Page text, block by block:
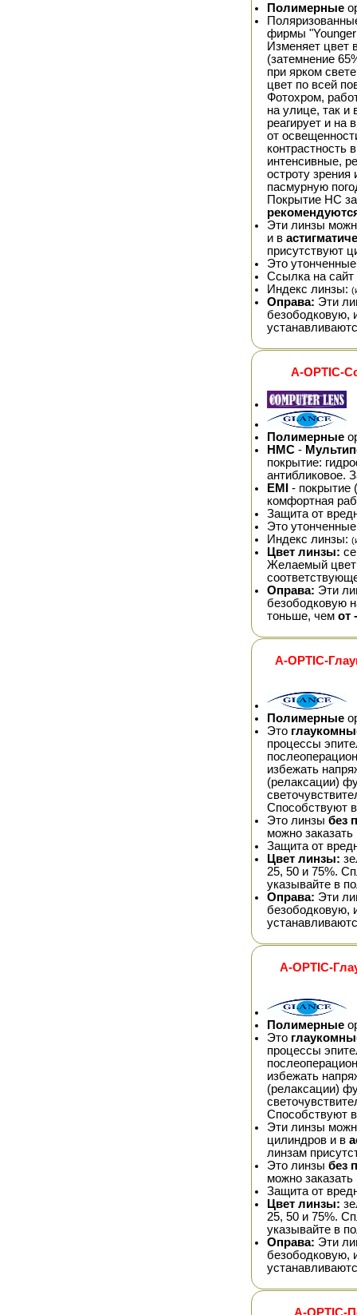
Полимерные
фирмы "Younger
Изменяет цвет
(затемнение
при ярком
цвет по всей
Фотохром,
на улице, так и
реагирует и на
от
контрастность
интенсивные,
остроту
пасмурную
Покрытие HC
Эти линзы
и в
присутствуют
Это
Ссылка на сайт
Индекс линзы:
Оправа: Эти
безободковую,
A-OPTIC-
Полимерные
HMC -
покрытие:
антибликовое.
EMI
- покрытие
комфортная
Защита от
Это
Индекс линзы:
Цвет линзы:
Желаемый цвет
Оправа: Эти
безободковую
тоньше, чем от
A-OPTIC-
Полимерные
Это
процессы
избежать
(релаксации)
Способствуют
Это линзы без
можно заказать
Защита от
Цвет линзы:
25, 50 и 75%.
указывайте в
Оправа: Эти
безободковую,
A-OPTIC-
Полимерные
Это
процессы
избежать
(релаксации)
Способствуют
Эти линзы
цилиндров и в
линзам
Это линзы без
можно заказать
Защита от
Цвет линзы:
25, 50 и 75%.
указывайте в
Оправа: Эти
безободковую,
A-OPTIC-